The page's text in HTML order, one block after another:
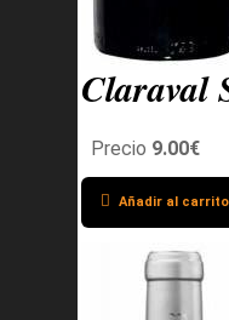
Claraval
Precio 9.00€
Añadir al carrito